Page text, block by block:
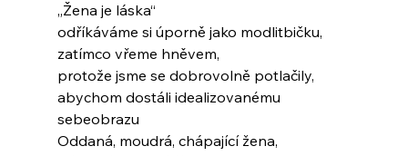
„Žena je láska“
odříkáváme si úporně jako modlitbičku,
zatímco vřeme hněvem,
protože jsme se dobrovolně potlačily,
abychom dostáli idealizovanému
sebeobrazu
Oddaná, moudrá, chápající žena,